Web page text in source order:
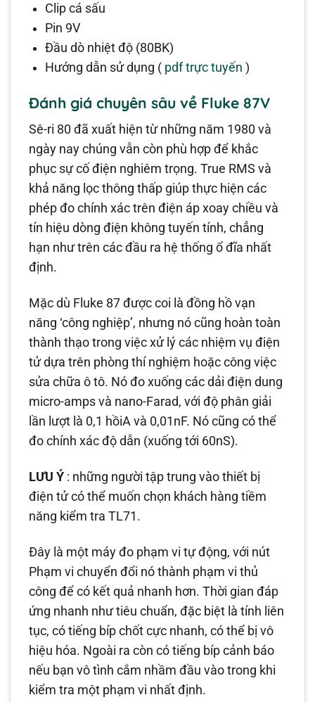
Clip cá sấu
Pin 9V
Đầu dò nhiệt độ (80BK)
Hướng dẫn sử dụng ( pdf trực tuyến )
Đánh giá chuyên sâu về Fluke 87V
Sê-ri 80 đã xuất hiện từ những năm 1980 và
ngày nay chúng vẫn còn phù hợp để khắc
phục sự cố điện nghiêm trọng. True RMS và
khả năng lọc thông thấp giúp thực hiện các
phép đo chính xác trên điện áp xoay chiều và
tín hiệu dòng điện không tuyến tính, chẳng
hạn như trên các đầu ra hệ thống ổ đĩa nhất
định.
Mặc dù Fluke 87 được coi là đồng hồ vạn
năng ‘công nghiệp’, nhưng nó cũng hoàn toàn
thành thạo trong việc xử lý các nhiệm vụ điện
tử dựa trên phòng thí nghiệm hoặc công việc
sửa chữa ô tô. Nó đo xuống các dải điện dung
micro-amps và nano-Farad, với độ phân giải
lần lượt là 0,1 hồiA và 0,01nF. Nó cũng có thể
đo chính xác độ dẫn (xuống tới 60nS).
LƯU Ý : những người tập trung vào thiết bị
điện tử có thể muốn chọn khách hàng tiềm
năng kiểm tra TL71.
Đây là một máy đo phạm vi tự động, với nút
Phạm vi chuyển đổi nó thành phạm vi thủ
công để có kết quả nhanh hơn. Thời gian đáp
ứng nhanh như tiêu chuẩn, đặc biệt là tính liên
tục, có tiếng bíp chốt cực nhanh, có thể bị vô
hiệu hóa. Ngoài ra còn có tiếng bíp cảnh báo
nếu bạn vô tình cắm nhầm đầu vào trong khi
kiểm tra một phạm vi nhất định.